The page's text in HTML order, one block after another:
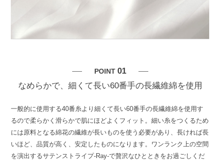
POINT 01
なめらかで、細くて長い60番手の長繊維綿を使用
一般的に使用する40番糸より細くて長い60番手の長繊維綿を使用す
るので柔らかく滑らかで肌にほどよくフィット。細い糸をつくるため
には原料となる綿花の繊維が長いものを使う必要があり、長ければ長
いほど、品質が高く、安定したものになります。ワンランク上の空間
を演出するサテンストライプ-Ray-で贅沢なひとときをお過ごしくだ